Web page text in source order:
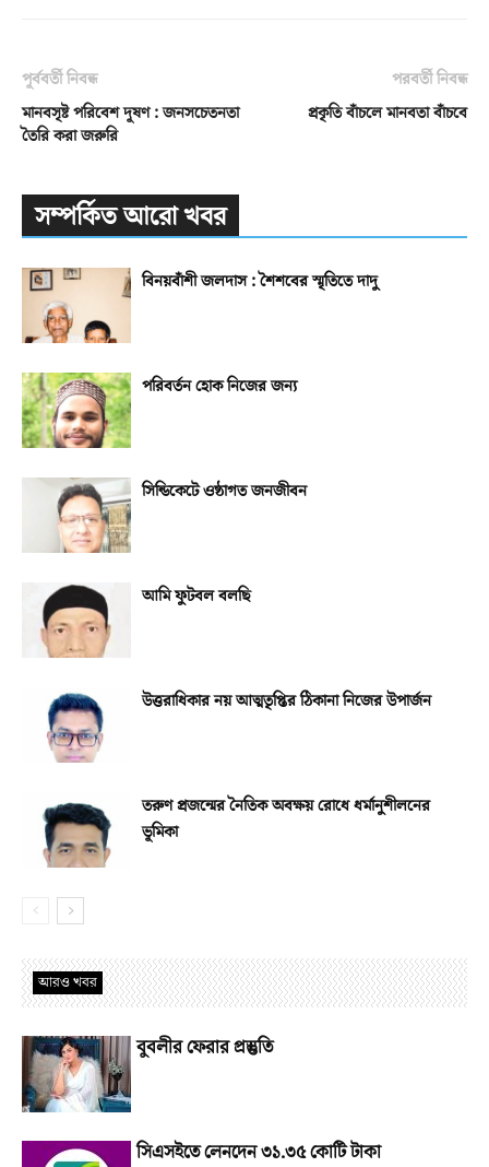
পূর্ববর্তী নিবন্ধ
মানবসৃষ্ট পরিবেশ দূষণ : জনসচেতনতা
তৈরি করা জরুরি
পরবর্তী নিবন্ধ
প্রকৃতি বাঁচলে মানবতা বাঁচবে
সম্পর্কিত আরো খবর
বিনয়বাঁশী জলদাস : শৈশবের স্মৃতিতে দাদু
পরিবর্তন হোক নিজের জন্য
সিন্ডিকেটে ওষ্ঠাগত জনজীবন
আমি ফুটবল বলছি
উত্তরাধিকার নয় আত্মতৃপ্তির ঠিকানা নিজের উপার্জন
তরুণ প্রজন্মের নৈতিক অবক্ষয় রোধে ধর্মানুশীলনের
ভূমিকা
আরও খবর
বুবলীর ফেরার প্রস্তুতি
সিএসইতে লেনদেন ৩১.৩৫ কোটি টাকা